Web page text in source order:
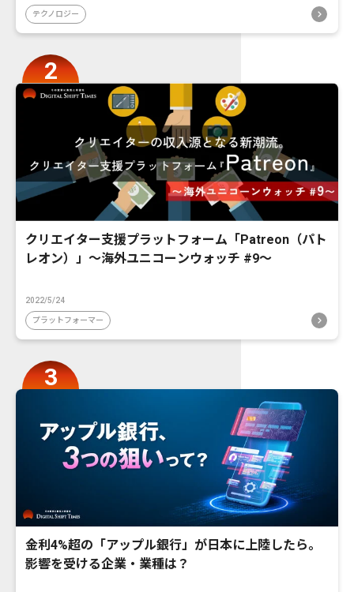
テクノロジー
クリエイター支援プラットフォーム「Patreon（パト
レオン）」〜海外ユニコーンウォッチ #9〜
2022/5/24
プラットフォーマー
金利4%超の「アップル銀行」が日本に上陸したら。
影響を受ける企業・業種は？